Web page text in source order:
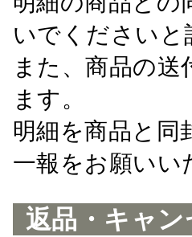
いでください
また、商品の
ます。
明細を商品と同
一報をお願いい
返品・キャン